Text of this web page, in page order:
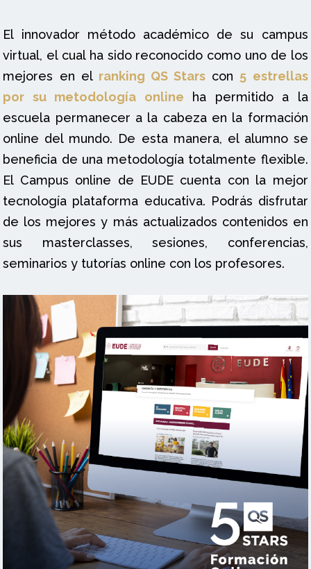
El innovador método académico de su campus
virtual, el cual ha sido reconocido como uno de los
mejores en el ranking QS Stars con 5 estrellas
por su metodología online ha permitido a la
escuela permanecer a la cabeza en la formación
online del mundo. De esta manera, el alumno se
beneficia de una metodología totalmente flexible.
El Campus online de EUDE cuenta con la mejor
tecnología plataforma educativa. Podrás disfrutar
de los mejores y más actualizados contenidos en
sus masterclasses, sesiones, conferencias,
seminarios y tutorías online con los profesores.